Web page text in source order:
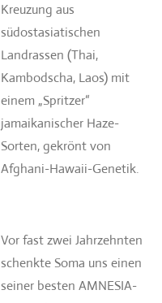
Kreuzung aus
südostasiatischen
Landrassen (Thai,
Kambodscha, Laos) mit
einem „Spritzer“
jamaikanischer Haze-
Sorten, gekrönt von
Afghani-Hawaii-Genetik.
Vor fast zwei Jahrzehnten
schenkte Soma uns einen
seiner besten AMNESIA-